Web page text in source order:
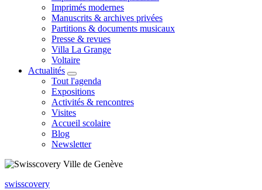
Imprimés modernes
Manuscrits & archives privées
Partitions & documents musicaux
Presse & revues
Villa La Grange
Voltaire
Actualités
Tout l'agenda
Expositions
Activités & rencontres
Visites
Accueil scolaire
Blog
Newsletter
swisscovery